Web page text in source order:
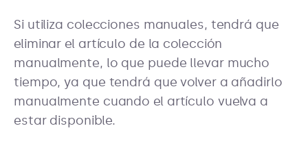
Si utiliza colecciones manuales, tendrá que
eliminar el artículo de la colección
manualmente, lo que puede llevar mucho
tiempo, ya que tendrá que volver a añadirlo
manualmente cuando el artículo vuelva a
estar disponible.